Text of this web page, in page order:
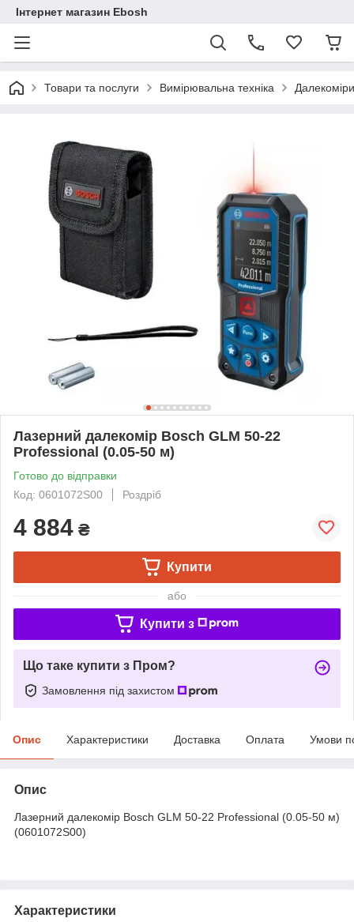
Інтернет магазин Ebosh
Товари та послуги Вимірювальна техніка Далекоміри
Лазерний далекомір Bosch GLM 50-22
Professional (0.05-50 м)
Готово до відправки
Код: 0601072S00
Роздріб
4 884 ₴
Купити
або
Купити з
Що таке купити з Пром?
Замовлення під захистом
Опис Характеристики Доставка Оплата Умови
Опис
Лазерний далекомір Bosch GLM 50-22 Professional (0.05-50 м)
(0601072S00)
Характеристики